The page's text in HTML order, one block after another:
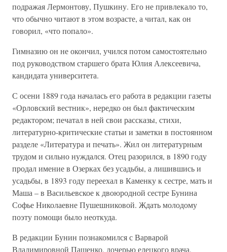
подражая Лермонтову, Пушкину. Его не привлекало то,
что обычно читают в этом возрасте, а читал, как он
говорил, «что попало».
Гимназию он не окончил, учился потом самостоятельно
под руководством старшего брата Юлия Алексеевича,
кандидата университета.
С осени 1889 года началась его работа в редакции газеты
«Орловский вестник», нередко он был фактическим
редактором; печатал в ней свои рассказы, стихи,
литературно-критические статьи и заметки в постоянном
разделе «Литература и печать». Жил он литературным
трудом и сильно нуждался. Отец разорился, в 1890 году
продал имение в Озерках без усадьбы, а лишившись и
усадьбы, в 1893 году переехал в Каменку к сестре, мать и
Маша – в Васильевское к двоюродной сестре Бунина
Софье Николаевне Пушешниковой. Ждать молодому
поэту помощи было неоткуда.
В редакции Бунин познакомился с Варварой
Владимировной Пащенко, дочерью елецкого врача,